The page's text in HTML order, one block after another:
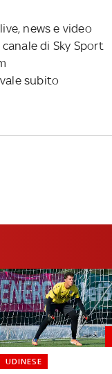
news e video
di Sky Sport
subito
UDINESE